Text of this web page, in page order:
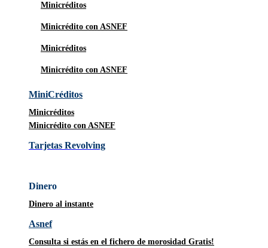
Minicréditos
Minicrédito con ASNEF
Minicréditos
Minicrédito con ASNEF
MiniCréditos
Minicréditos
Minicrédito con ASNEF
Tarjetas Revolving
Dinero
Dinero al instante
Asnef
Consulta si estás en el fichero de morosidad Gratis!